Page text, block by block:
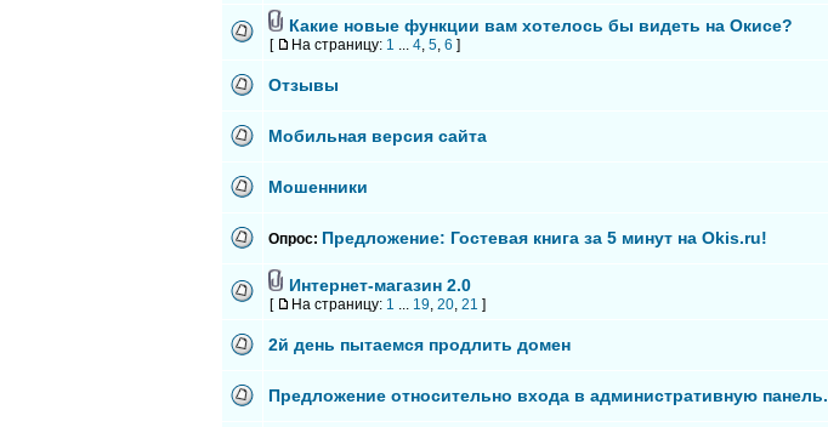
Какие новые функции вам хотелось бы видеть на Окисе?
[ На страницу: 1 ... 4, 5, 6 ]
Отзывы
Мобильная версия сайта
Мошенники
Опрос: Предложение: Гостевая книга за 5 минут на Okis.ru!
Интернет-магазин 2.0
[ На страницу: 1 ... 19, 20, 21 ]
2й день пытаемся продлить домен
Предложение относительно входа в административную панель.